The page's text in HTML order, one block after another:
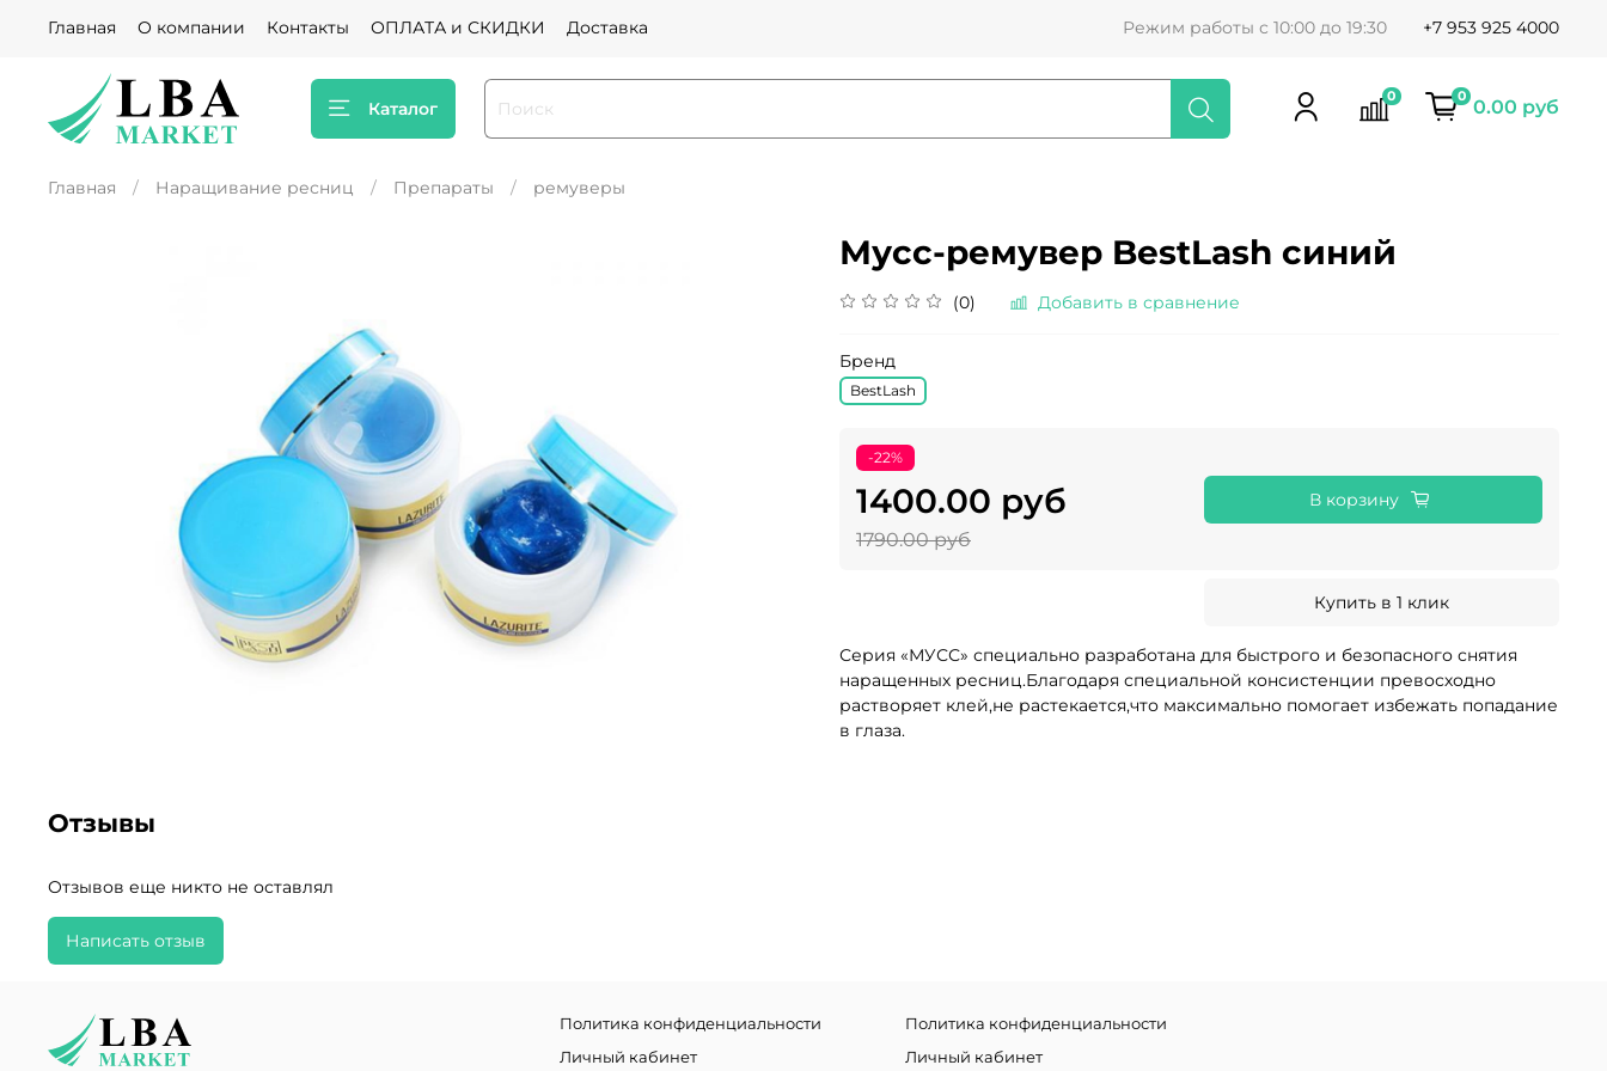
Главная О компании Контакты ОПЛАТА и СКИДКИ Доставка Режим работы с 10:00 до 19:30 +7 953 925 4000
Каталог
0 0 0.00 руб
Главная Наращивание ресниц Препараты ремуверы
Мусс-ремувер BestLash синий
(0) Добавить в сравнение
Бренд
BestLash
-22%
1400.00 руб
1790.00 руб
В корзину
Купить в 1 клик
Серия «МУСС» специально разработана для быстрого и безопасного снятия
наращенных ресниц.Благодаря специальной консистенции превосходно
растворяет клей,не растекается,что максимально помогает избежать попадание
в глаза.
Отзывы
Отзывов еще никто не оставлял
Написать отзыв
Политика конфиденциальности
Личный кабинет
Политика конфиденциальности
Личный кабинет